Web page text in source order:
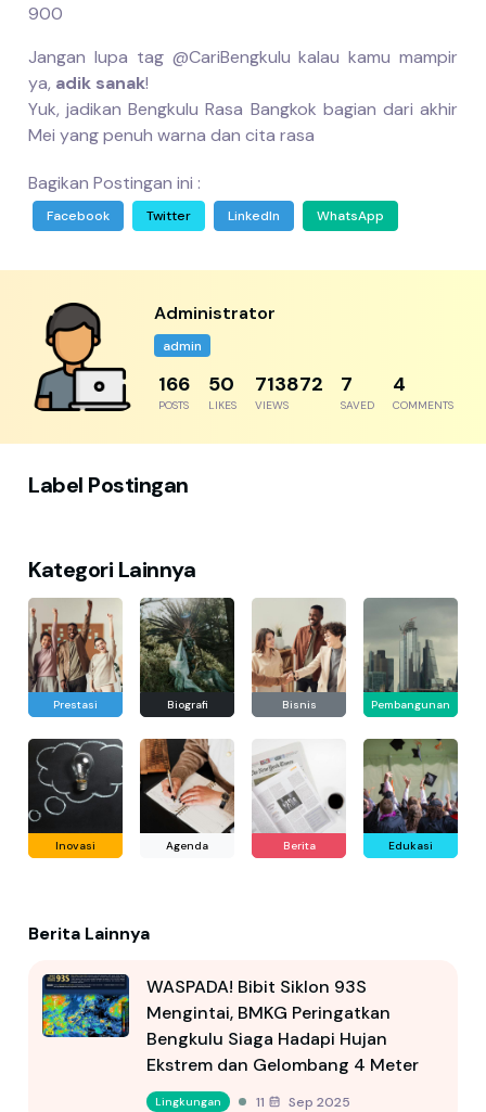
900
Jangan lupa tag @CariBengkulu kalau kamu mampir
ya, adik sanak!
Yuk, jadikan Bengkulu Rasa Bangkok bagian dari akhir
Mei yang penuh warna dan cita rasa
Bagikan Postingan ini :
Facebook Twitter LinkedIn WhatsApp
Administrator
admin
192
POSTS
57
LIKES
823698
VIEWS
8
SAVED
5
COMMENTS
Label Postingan
Kategori Lainnya
Prestasi Biografi Bisnis Pembangunan
Inovasi Agenda Berita Edukasi
Berita Lainnya
WASPADA! Bibit Siklon 93S
Mengintai, BMKG Peringatkan
Bengkulu Siaga Hadapi Hujan
Ekstrem dan Gelombang 4 Meter
Lingkungan 11 Sep 2025